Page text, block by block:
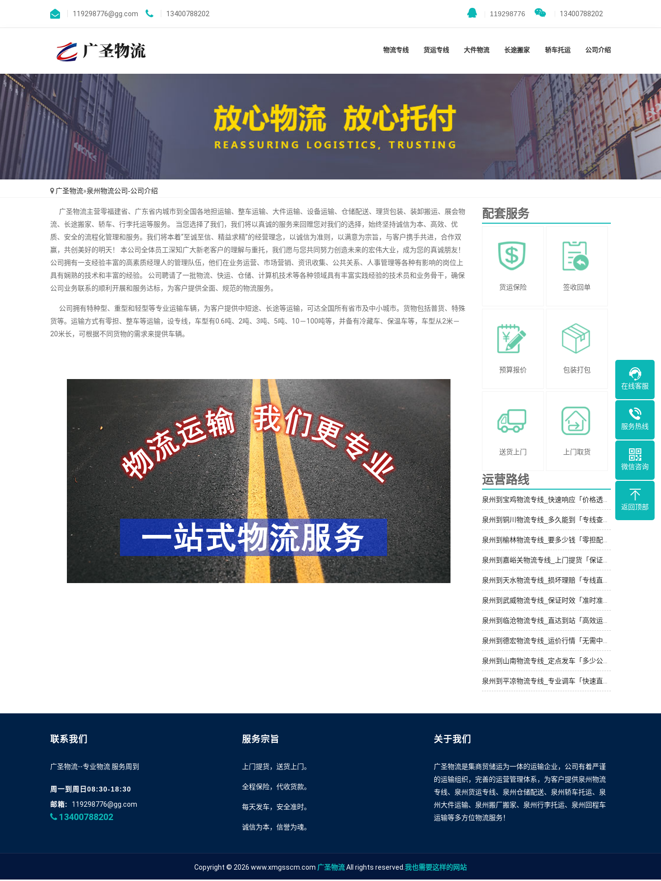
119298776@gg.com 13400788202 119298776 13400788202
物流专线 货运专线 大件物流 长途搬家 轿车托运 公司介绍
广圣物流»泉州物流公司-公司介绍
广圣物流主营零福建省、广东省内城市到全国各地担运输、整车运输、大件运输、设备运输、仓储配送、理货包装、装卸搬运、展会物
流、长途搬家、轿车、行李托运等服务。 当您选择了我们，我们将以真诚的服务来回赠您对我们的选择，始终坚持诚信为本、高效、优
质、安全的流程化管理和服务。我们将本着“至诚至信、精益求精”的经营理念，以诚信为准则，以满意为宗旨，与客户携手共进，合作双
赢，共创美好的明天！ 本公司全体员工深知广大新老客户的理解与重托，我们愿与您共同努力创造未来的宏伟大业，成为您的真诚朋友！
公司拥有一支经验丰富的高素质经理人的管理队伍，他们在业务运营、市场营销、资讯收集、公共关系、人事管理等各种有影响的岗位上
具有娴熟的技术和丰富的经验。 公司聘请了一批物流、快运、仓储、计算机技术等各种领域具有丰富实践经验的技术员和业务骨干，确保
公司业务联系的顺利开展和服务达标，为客户提供全面、规范的物流服务。
公司拥有特种型、重型和轻型等专业运输车辆，为客户提供中短途、长途等运输，可达全国所有省市及中小城市。货物包括普货、特殊
货等。运输方式有零担、整车等运输，设专线，车型有0.6吨、2吨、3吨、5吨、10－100吨等，并备有冷藏车、保温车等，车型从2米－
20米长，可根据不同货物的需求来提供车辆。
配套服务
货运保险 签收回单
预算报价 包装打包
送货上门 上门取货
运营路线
泉州到宝鸡物流专线_快速响应「价格透明」
泉州到铜川物流专线_多久能到「专线查询」
泉州到榆林物流专线_要多少钱「零担配货」
泉州到嘉峪关物流专线_上门提货「保证时效」
泉州到天水物流专线_损坏理赔「专线直达」
泉州到武威物流专线_保证时效「准时准点」
泉州到临沧物流专线_直达到站「高效运输」
泉州到德宏物流专线_运价行情「无需中转」
泉州到山南物流专线_定点发车「多少公里」
泉州到平凉物流专线_专业调车「快速直达」
联系我们
广圣物流--专业物流 服务周到
周一到周日08:30-18:30
邮箱:
119298776@gg.com
13400788202
服务宗旨
上门提货，送货上门。
全程保险，代收货款。
每天发车，安全准时。
诚信为本，信誉为魂。
关于我们
广圣物流是集商贸储运为一体的运输企业，公司有着严谨
的运输组织，完善的运营管理体系，为客户提供泉州物流
专线、泉州货运专线、泉州仓储配送、泉州轿车托运、泉
州大件运输、泉州搬厂搬家、泉州行李托运、泉州回程车
运输等多方位物流服务！
Copyright © 2026 www.xmgsscm.com 广圣物流All rights reserved.我也需要这样的网站
在线客服
服务热线
微信咨询
返回顶部